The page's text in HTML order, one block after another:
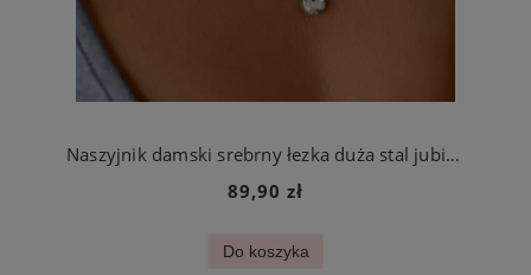
Naszyjnik damski srebrny łezka duża stal jubilerska
89,90 zł
Do koszyka